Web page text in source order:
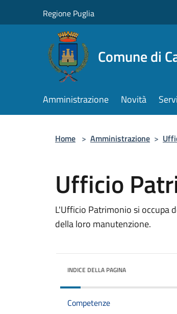
Regione Puglia
Comune di
Amministrazione Novità
Home > Amministrazione >
Ufficio
L'Ufficio Patrimonio si occupa
della loro manutenzione.
INDICE DELLA PAGINA
Competenze